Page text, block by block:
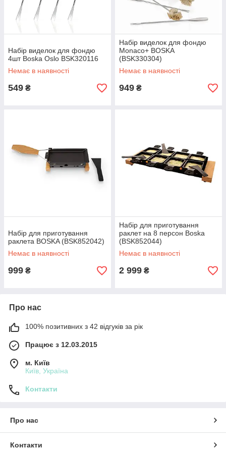
Набір виделок для фондю
4шт Boska Oslo BSK320116
Немає в наявності
549 ₴
Набір виделок для фондю
Monaco+ BOSKA
(BSK330304)
Немає в наявності
949 ₴
Набір для приготування
раклета BOSKA (BSK852042)
Немає в наявності
999 ₴
Набір для приготування
раклет на 8 персон Boska
(BSK852044)
Немає в наявності
2 999 ₴
Про нас
100% позитивних з 42 відгуків за рік
Працює з 12.03.2015
м. Київ
Київ, Україна
Контакти
Про нас
Контакти